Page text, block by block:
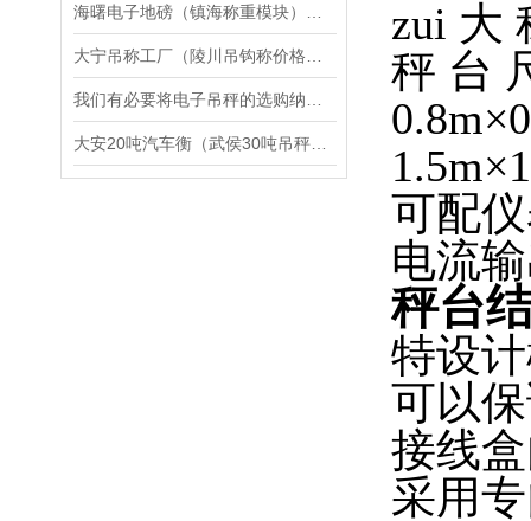
zui 大
秤 台
可配
电流
秤台
特设
可以
接线
采用